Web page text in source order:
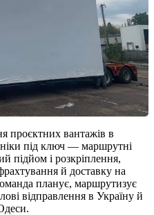
проєктних вантажів в
під ключ — маршрутні
підйом і розкріплення,
й доставку на
планує, маршрутизує
відправлення в Україну й